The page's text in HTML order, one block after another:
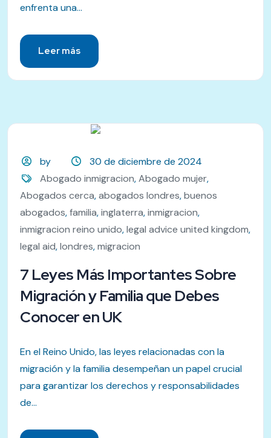
enfrenta una...
Leer más
by
30 de diciembre de 2024
Abogado inmigracion,Abogado mujer,
Abogados cerca,abogados londres,buenos
abogados,familia,inglaterra,inmigracion,
inmigracion reino unido,legal advice united kingdom,
legal aid,londres,migracion
7 Leyes Más Importantes Sobre
Migración y Familia que Debes
Conocer en UK
En el Reino Unido, las leyes relacionadas con la
migración y la familia desempeñan un papel crucial
para garantizar los derechos y responsabilidades
de...